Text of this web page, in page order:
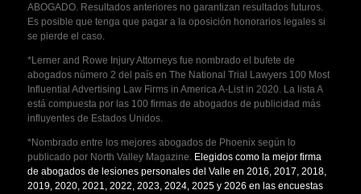
ABOGADO. Resultados anteriores no garantizan resultados futuros.
Es posible que tenga que pagar a la oposición honorarios legales si
se pierde el caso.
*Lerner and Rowe Injury Attorneys fue nombrado el bufete de
abogados número 2 del país en The National Trial Lawyers 100 Most
Influential Advertising Law Firms in America A-List in 2020. La lista A
está compuesta por las 100 firmas de abogados de publicidad más
influyentes de Estados Unidos.
*Nombrado entre los mejores abogados de Phoenix según lo
publicado por North Valley Magazine. Elegidos como la mejor firma
de abogados de lesiones personales del Valle en 2016, 2017, 2018,
2019, 2020, 2021, 2022, 2023, 2024, 2025 y 2026 en las encuestas